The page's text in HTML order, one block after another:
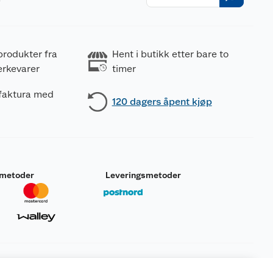
fra
Hent i butikk etter bare to
timer
med
120 dagers åpent kjøp
Leveringsmetoder